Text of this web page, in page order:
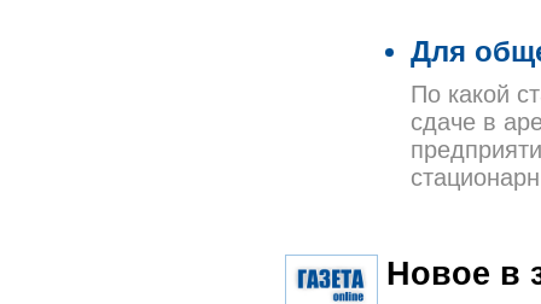
Для
По какой
сдаче в
Новое в